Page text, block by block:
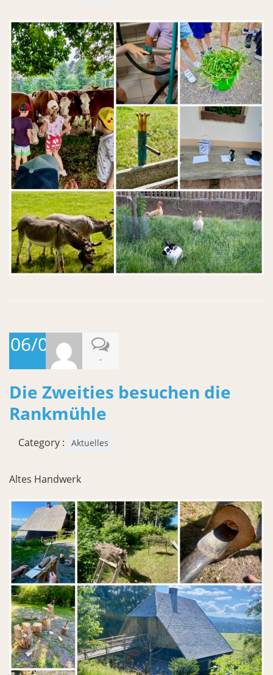
06/07/2026
-
Die Zweities besuchen die
Rankmühle
Category : Aktuelles
Altes Handwerk